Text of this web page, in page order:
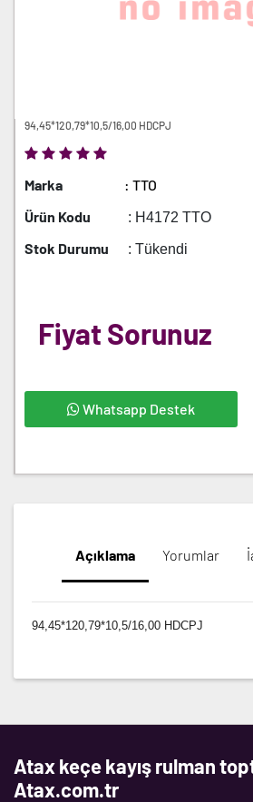
94,45*120,79*10,5/16,00 HDCPJ
Marka
: TTO
Ürün Kodu
: H4172 TTO
Stok Durumu : Tükendi
Fiyat Sorunuz
Whatsapp Destek
Açıklama Yorumlar
94,45*120,79*10,5/16,00 HDCPJ
Atax keçe kayış rulman
Atax.com.tr